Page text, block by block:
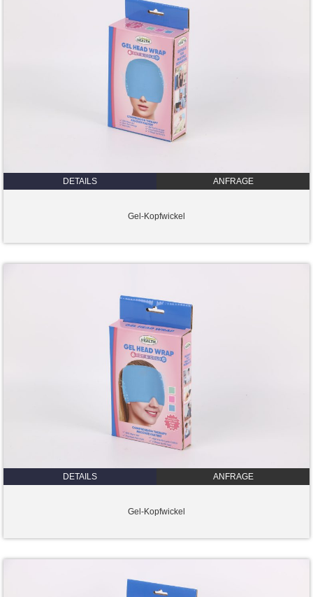
DETAILS ANFRAGE
Gel-Kopfwickel
DETAILS ANFRAGE
Gel-Kopfwickel